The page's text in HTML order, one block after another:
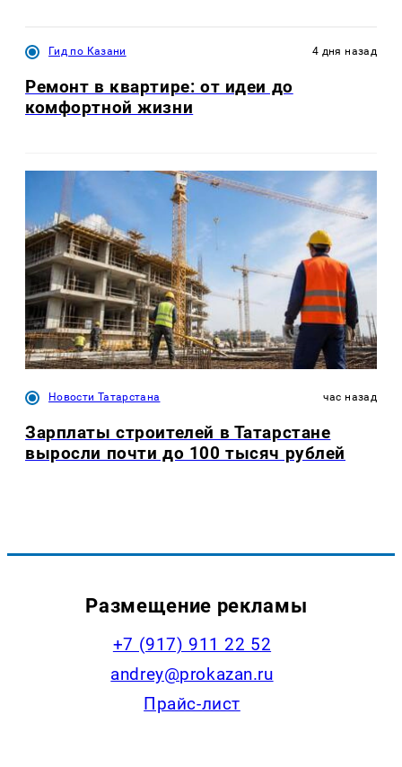
Гид по Казани 4 дня назад
Ремонт в квартире: от идеи до
комфортной жизни
Новости Татарстана час назад
Зарплаты строителей в Татарстане
выросли почти до 100 тысяч рублей
Размещение рекламы
+7 (917) 911 22 52
andrey@prokazan.ru
Прайс-лист